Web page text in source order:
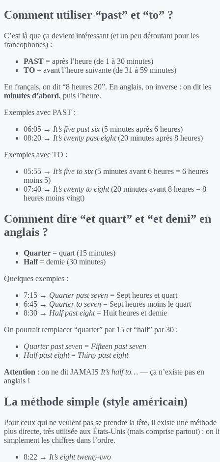
Comment utiliser “past” et “to” ?
C’est là que ça devient intéressant (et un peu déroutant pour les
francophones) :
PAST = après l’heure (de 1 à 30 minutes)
TO = avant l’heure suivante (de 31 à 59 minutes)
En français, on dit “8 heures 20”. En anglais, on inverse : on dit les
minutes d’abord, puis l’heure.
Exemples avec PAST :
06:05 → It’s five past six (5 minutes après 6 heures)
08:20 → It’s twenty past eight(20 minutes après 8 heures)
Exemples avec TO :
05:55 → It’s five to six (5 minutes avant 6 heures = 6 heures
moins 5)
07:40 → It’s twenty to eight(20 minutes avant 8 heures = 8
heures moins vingt)
Comment dire “et quart” et “et demi” en
anglais ?
Quarter = quart (15 minutes)
Half= demie (30 minutes)
Quelques exemples :
7:15 → Quarter past seven = Sept heures et quart
6:45 → Quarter to seven = Sept heures moins le quart
8:30 → Half past eight= Huit heures et demie
On pourrait remplacer “quarter” par 15 et “half” par 30 :
Quarter past seven = Fifteen past seven
Half past eight= Thirty past eight
Attention : on ne dit JAMAIS It’s half to… — ça n’existe pas en
anglais !
La méthode simple (style américain)
Pour ceux qui ne veulent pas se prendre la tête, il existe une méthode
plus directe, très utilisée aux États-Unis (mais comprise partout) : on
simplement les chiffres dans l’ordre.
8:22 → It’s eight twenty-two